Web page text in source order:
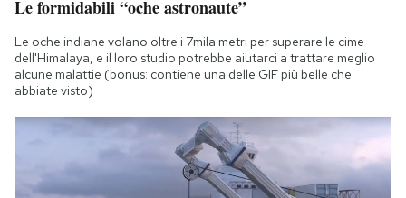
Le formidabili “oche astronaute”
Le oche indiane volano oltre i 7mila metri per superare le cime
dell'Himalaya, e il loro studio potrebbe aiutarci a trattare meglio
alcune malattie (bonus: contiene una delle GIF più belle che
abbiate visto)